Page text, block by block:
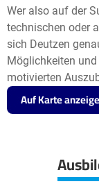
Wer also auf der
technischen oder
sich Deutzen
Möglichkeiten
motivierten
Auf Karte